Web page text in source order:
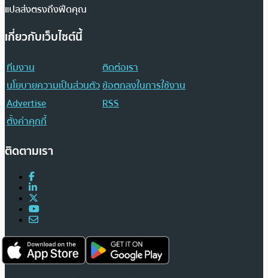
แปลส่งตรงถึงฟีดคุณ
เกี่ยวกับเว็บไซต์นี้
ทีมงาน
ติดต่อเรา
นโยบายความเป็นส่วนตัวข้อตกลงในการใช้งาน
Advertise
RSS
ตั้งค่าคุกกี้
ติดตามเรา